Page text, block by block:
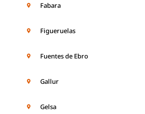
Fabara
Figueruelas
Fuentes de Ebro
Gallur
Gelsa